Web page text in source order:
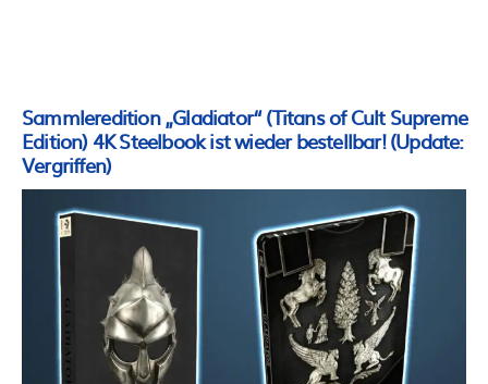
Sammleredition „Gladiator“ (Titans of Cult Supreme
Edition) 4K Steelbook ist wieder bestellbar! (Update:
Vergriffen)